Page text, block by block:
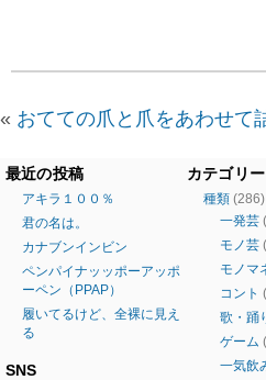
« おてての爪と爪をあわせて
最近の投稿
アキラ１００％
君の名は。
カナブンインビン
ペンパイナッッポーアッポ
ーペン（PPAP）
履いてるけど、全裸に見え
る
SNS
カテゴリー
種類 (286)
一発芸
モノ芸
モノマ
コント
歌・踊
ゲーム
一気飲